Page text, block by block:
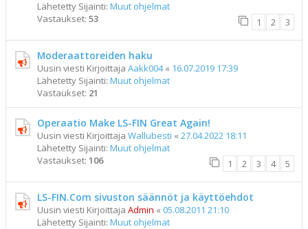
Lähetetty Sijainti: Muut ohjelmat
Vastaukset: 53 1 2 3
Moderaattoreiden haku
Uusin viesti Kirjoittaja Aakk004« 16.07.2019 17:39
Lähetetty Sijainti: Muut ohjelmat
Vastaukset: 21
Operaatio Make LS-FIN Great Again!
Uusin viesti Kirjoittaja Wallubesti « 27.04.2022 18:11
Lähetetty Sijainti: Muut ohjelmat
Vastaukset: 106 1 2 3 4 5
LS-FIN.Com sivuston säännöt ja käyttöehdot
Uusin viesti Kirjoittaja Admin « 05.08.2011 21:10
Lähetetty Sijainti: Muut ohjelmat